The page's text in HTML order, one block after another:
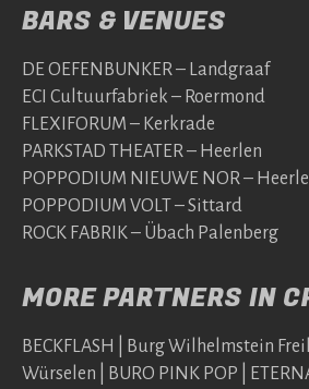
BARS & VENUES
DE OEFENBUNKER – Landgraaf
ECI Cultuurfabriek – Roermond
FLEXIFORUM – Kerkrade
PARKSTAD THEATER – Heerlen
POPPODIUM NIEUWE NOR –
POPPODIUM VOLT – Sittard
ROCK FABRIK – Übach Palenberg
MORE PARTNERS IN
BECKFLASH | Burg Wilhelmstein
Würselen | BURO PINK POP |